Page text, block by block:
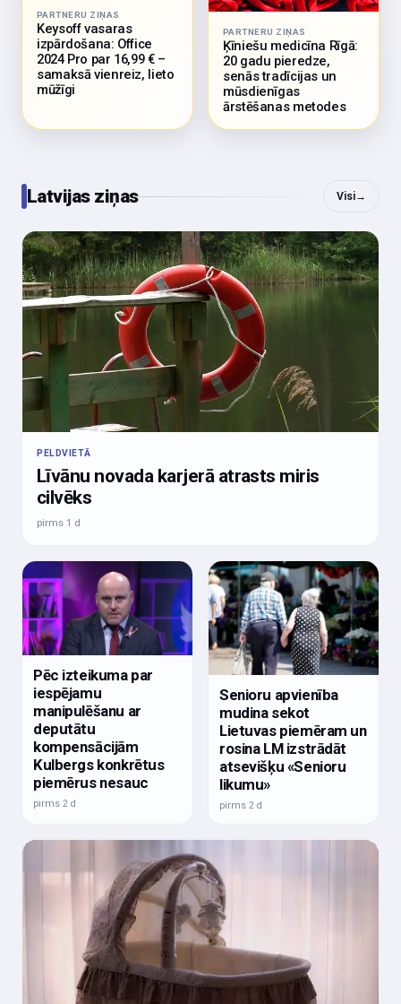
PARTNERU ZIŅAS
Keysoff vasaras
izpārdošana: Office
2024 Pro par 16,99 € –
samaksā vienreiz, lieto
mūžīgi
PARTNERU ZIŅAS
Ķīniešu medicīna Rīgā:
20 gadu pieredze,
senās tradīcijas un
mūsdienīgas
ārstēšanas metodes
Latvijas ziņas Visi→
PELDVIETĀ
Līvānu novada karjerā atrasts miris
cilvēks
pirms 1 d
Pēc izteikuma par
iespējamu
manipulēšanu ar
deputātu
kompensācijām
Kulbergs konkrētus
piemērus nesauc
pirms 2 d
Senioru apvienība
mudina sekot
Lietuvas piemēram un
rosina LM izstrādāt
atsevišķu «Senioru
likumu»
pirms 2 d